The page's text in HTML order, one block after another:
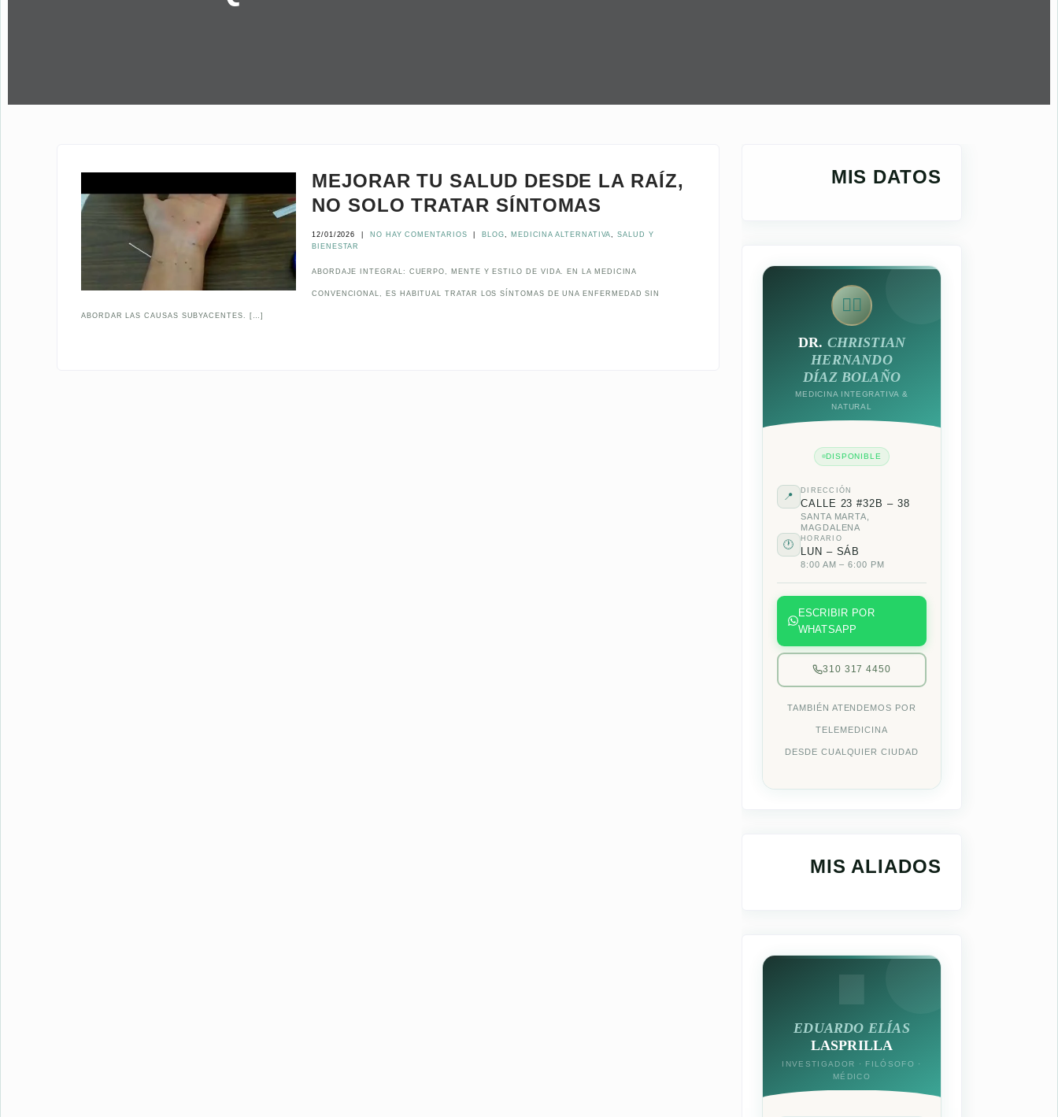
MEJORAR TU SALUD DESDE LA RAÍZ,
NO SOLO TRATAR SÍNTOMAS
12/01/2026 NO HAY COMENTARIOS BLOG, MEDICINA ALTERNATIVA,SALUD Y
BIENESTAR
ABORDAJE INTEGRAL: CUERPO, MENTE Y ESTILO DE VIDA. EN LA MEDICINA
CONVENCIONAL, ES HABITUAL TRATAR LOS SÍNTOMAS DE UNA ENFERMEDAD SIN
ABORDAR LAS CAUSAS SUBYACENTES. […]
MIS DATOS
👨‍⚕️
DR. CHRISTIAN
HERNANDO
DÍAZ BOLAÑO
MEDICINA INTEGRATIVA &
NATURAL
DISPONIBLE
📍
DIRECCIÓN
CALLE 23 #32B – 38
SANTA MARTA,
MAGDALENA
🕐
HORARIO
LUN – SÁB
8:00 AM – 6:00 PM
ESCRIBIR POR
WHATSAPP
310 317 4450
TAMBIÉN ATENDEMOS POR
TELEMEDICINA
DESDE CUALQUIER CIUDAD
MIS ALIADOS
EDUARDO ELÍAS
LASPRILLA
INVESTIGADOR · FILÓSOFO ·
MÉDICO